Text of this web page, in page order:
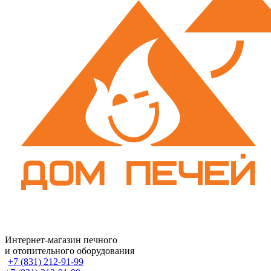
Интернет-магазин печного
и отопительного оборудования
+7 (831) 212-91-99